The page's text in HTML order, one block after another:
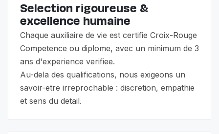
Selection rigoureuse &
excellence humaine
Chaque auxiliaire de vie est certifie Croix-Rouge
Competence ou diplome, avec un minimum de 3
ans d'experience verifiee.
Au-dela des qualifications, nous exigeons un
savoir-etre irreprochable : discretion, empathie
et sens du detail.